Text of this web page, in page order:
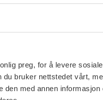
preg, for å levere
bruker nettstedet vårt,
med annen